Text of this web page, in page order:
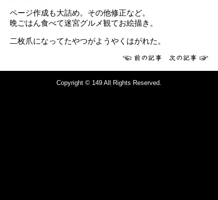
ページ作成も大詰め。その他修正など。
晩ごはん食べて迷宮グルメ観てお絵描き。
二枚爪になってたやつがようやくはがれた。
Copyright © 149 All Rights Reserved.